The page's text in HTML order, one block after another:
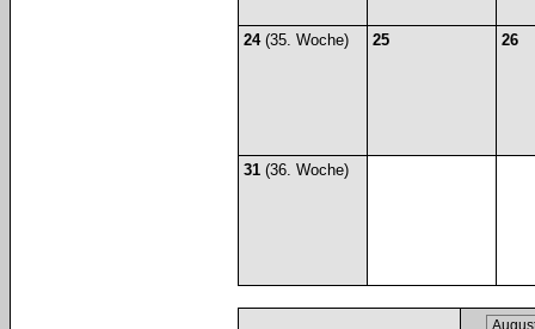
24(35. Woche) 25 26
31 (36. Woche)